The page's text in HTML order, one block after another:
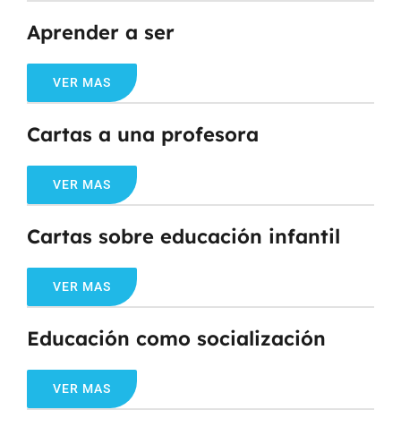
Aprender a ser
VER MAS
Cartas a una profesora
VER MAS
Cartas sobre educación infantil
VER MAS
Educación como socialización
VER MAS